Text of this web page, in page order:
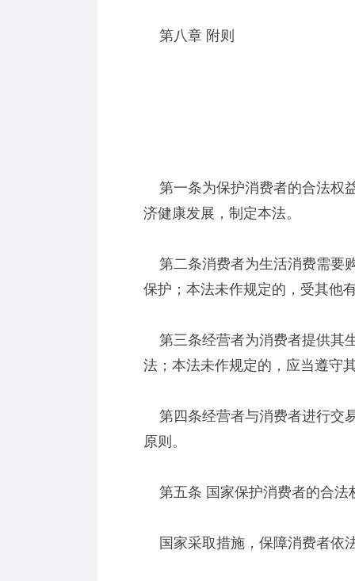
第八章 附则
第一条为保护消费者的合法权
济健康发展，制定本法。
第二条消费者为生活消费需要
保护；本法未作规定的，受其他
第三条经营者为消费者提供其
法；本法未作规定的，应当遵守
第四条经营者与消费者进行交
原则。
第五条 国家保护消费者的合法
国家采取措施，保障消费者依